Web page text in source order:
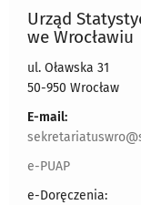
Urząd
we Wrocławiu
ul. Oławska 31
50-950 Wrocław
E-mail:
e-PUAP
e-Doręczenia: